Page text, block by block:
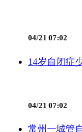
04/21 07:02
14岁自闭症
04/21 07:02
常州一城管